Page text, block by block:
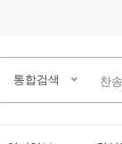
통합검색